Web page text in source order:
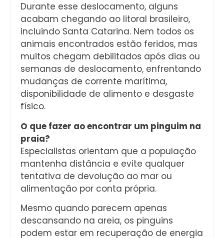
Durante esse deslocamento, alguns
acabam chegando ao litoral brasileiro,
incluindo Santa Catarina. Nem todos os
animais encontrados estão feridos, mas
muitos chegam debilitados após dias ou
semanas de deslocamento, enfrentando
mudanças de corrente marítima,
disponibilidade de alimento e desgaste
físico.
O que fazer ao encontrar um pinguim na
praia?
Especialistas orientam que a população
mantenha distância e evite qualquer
tentativa de devolução ao mar ou
alimentação por conta própria.
Mesmo quando parecem apenas
descansando na areia, os pinguins
podem estar em recuperação de energia